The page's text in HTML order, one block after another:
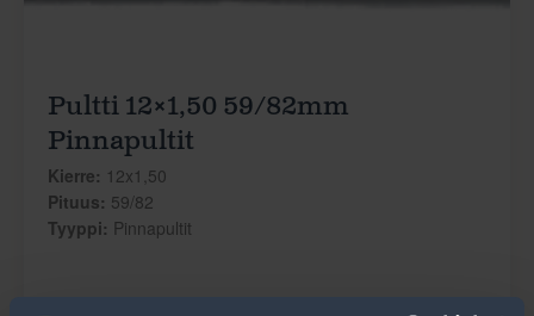
Pultti 12×1,50 59/82mm
Pinnapultit
Kierre: 12x1,50
Pituus: 59/82
Tyyppi: Pinnapultit